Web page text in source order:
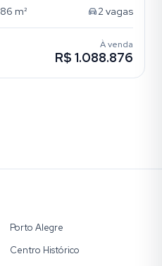
86 m² 2vagas
À venda
R$ 1.088.876
Porto Alegre
Centro Histórico